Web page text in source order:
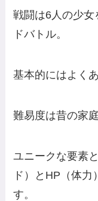
戦闘は6人の少
ドバトル。
基本的にはよく
難易度は昔の家
ユニークな要素
ド）とHP（体力
す。